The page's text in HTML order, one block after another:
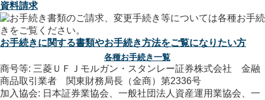
資料請求
お手続きに関する書類やお手続き方法をご覧になりたい方
各種お手続き一覧
商号等: 三菱ＵＦＪモルガン・スタンレー証券株式会社 金融
商品取引業者 関東財務局長（金商）第2336号
加入協会: 日本証券業協会、一般社団法人資産運用業協会、一